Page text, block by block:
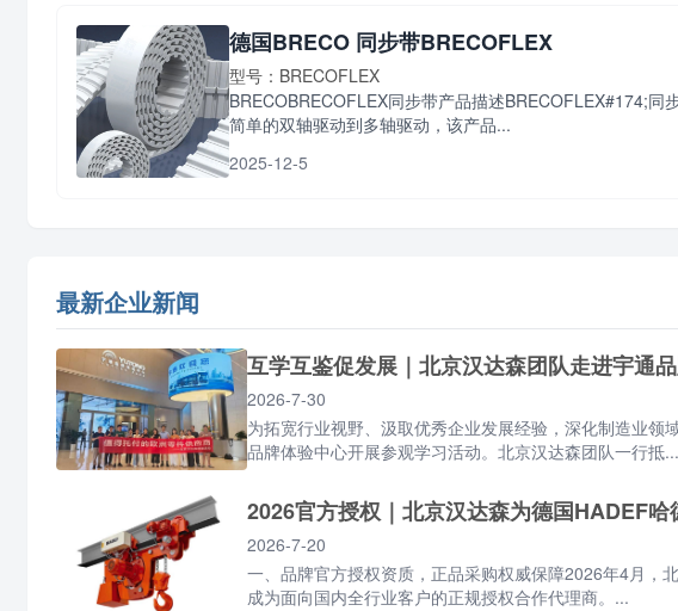
德国BRECO 同步带BRECOFLEX
型号：BRECOFLEX
BRECOBRECOFLEX同步带产品描述BRECOFLEX#174;
简单的双轴驱动到多轴驱动，该产品...
2025-12-5
最新企业新闻
互学互鉴促发展｜北京汉达森团队走进宇通
2026-7-30
为拓宽行业视野、汲取优秀企业发展经验，深化制造业
品牌体验中心开展参观学习活动。北京汉达森团队一行抵...
2026官方授权｜北京汉达森为德国HADEF
2026-7-20
一、品牌官方授权资质，正品采购权威保障2026年4月，
成为面向国内全行业客户的正规授权合作代理商。...